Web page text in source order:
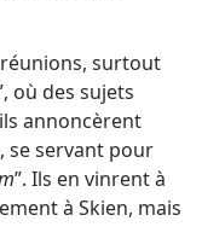
surtout
où des sujets
annoncèrent
se servant pour
”. Ils en vinrent à
à Skien, mais